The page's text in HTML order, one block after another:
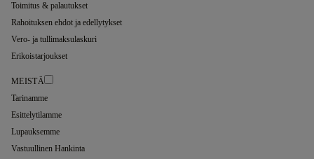
Toimitus & palautukset
Rahoituksen ehdot ja edellytykset
Vero- ja tullimaksulaskuri
Erikoistarjoukset
MEISTÄ
Tarinamme
Esittelytilamme
Lupauksemme
Vastuullinen Hankinta